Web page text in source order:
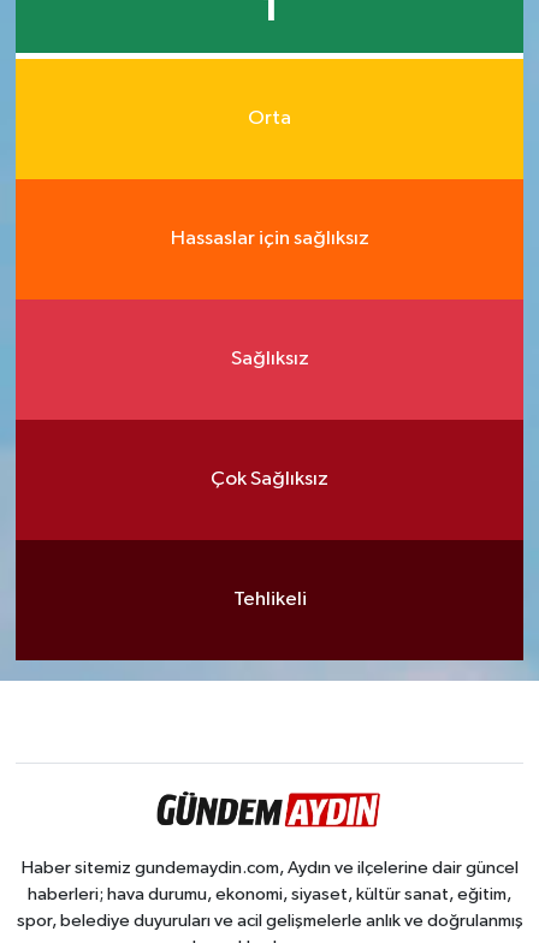
1
Orta
Hassaslar için sağlıksız
Sağlıksız
Çok Sağlıksız
Tehlikeli
Haber sitemiz gundemaydin.com, Aydın ve ilçelerine dair güncel
haberleri; hava durumu, ekonomi, siyaset, kültür sanat, eğitim,
spor, belediye duyuruları ve acil gelişmelerle anlık ve doğrulanmış